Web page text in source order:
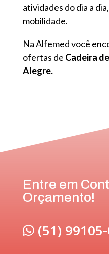
atividades do dia a
mobilidade.
Na Alfemed você
ofertas de Cadeira
Alegre.
Entre em
Orçamento!
(51)